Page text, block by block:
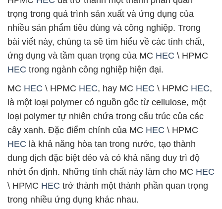
trọng trong quá trình sản xuất và ứng dụng của
nhiều sản phẩm tiêu dùng và công nghiệp. Trong
bài viết này, chúng ta sẽ tìm hiểu về các tính chất,
ứng dụng và tầm quan trọng của MC HEC \ HPMC
HEC trong ngành công nghiệp hiện đại.
MC HEC \ HPMC HEC, hay MC HEC \ HPMC HEC,
là một loại polymer có nguồn gốc từ cellulose, một
loại polymer tự nhiên chứa trong cấu trúc của các
cây xanh. Đặc điểm chính của MC HEC \ HPMC
HEC là khả năng hòa tan trong nước, tạo thành
dung dịch đặc biệt dẻo và có khả năng duy trì độ
nhớt ổn định. Những tính chất này làm cho MC HEC
\ HPMC HEC trở thành một thành phần quan trọng
trong nhiều ứng dụng khác nhau.